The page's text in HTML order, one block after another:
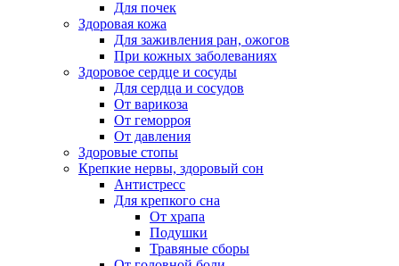
Для почек
Здоровая кожа
Для заживления ран, ожогов
При кожных заболеваниях
Здоровое сердце и сосуды
Для сердца и сосудов
От варикоза
От геморроя
От давления
Здоровые стопы
Крепкие нервы, здоровый сон
Антистресс
Для крепкого сна
От храпа
Подушки
Травяные сборы